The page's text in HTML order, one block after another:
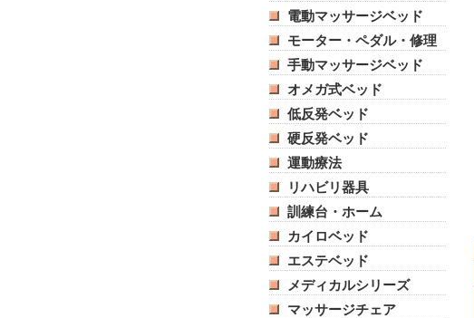
電動マッサージベッド
モーター・ペダル・修理
手動マッサージベッド
オメガ式ベッド
低反発ベッド
硬反発ベッド
運動療法
リハビリ器具
訓練台・ホーム
カイロベッド
エステベッド
メディカルシリーズ
マッサージチェア